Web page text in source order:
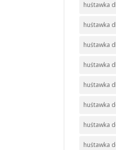
huśtawka
huśtawka
huśtawka
huśtawka
huśtawka
huśtawka
huśtawka
huśtawka